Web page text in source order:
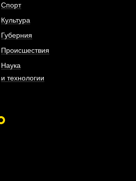
Спорт
Культура
Губерния
Происшествия
Наука
и технологии